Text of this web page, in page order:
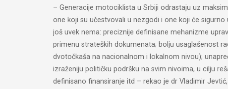
– Generacije motociklista u Srbiji odrastaju uz
one koji su učestvovali u nezgodi i one koji će
još uvek nema: preciznije definisane mehanizme
primenu strateških dokumenata; bolju usaglašenost
dvotočkaša na nacionalnom i lokalnom nivou);
izraženiju političku podršku na svim nivoima, u cilju
definisano finansiranje itd – rekao je dr Vladimir